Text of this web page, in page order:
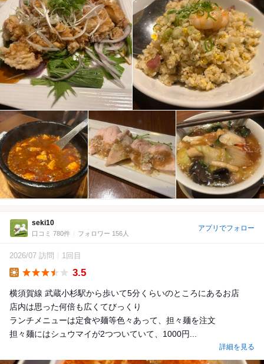
seki10
口コミ 780件 フォロワー 156人
アプリでフォロー
2026/07 訪問 1回目
3.5
横須賀線 武蔵小杉駅から歩いて5分くらいのところにあるお店
店内は思った何倍も広くてびっくり
ランチメニューは定食や麺等色々あって、担々麺を注文
担々麺にはシュウマイが2つついていて、1000円...
詳細を見る